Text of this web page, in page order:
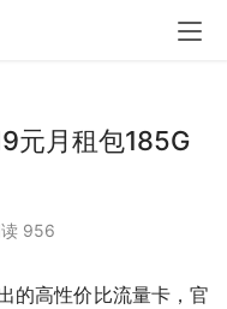
元月租包185G
956
的高性价比流量卡，官